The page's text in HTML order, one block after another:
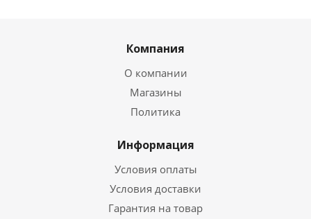
Компания
О компании
Магазины
Политика
Информация
Условия оплаты
Условия доставки
Гарантия на товар